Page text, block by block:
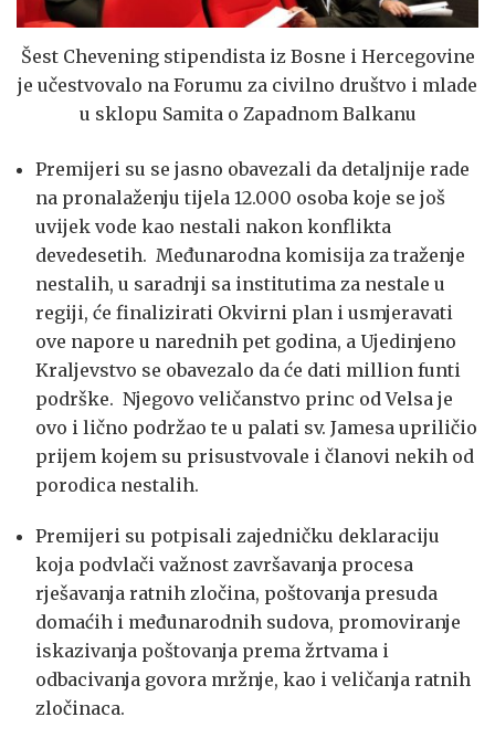
Šest Chevening stipendista iz Bosne i Hercegovine
je učestvovalo na Forumu za civilno društvo i mlade
u sklopu Samita o Zapadnom Balkanu
Premijeri su se jasno obavezali da detaljnije rade
na pronalaženju tijela 12.000 osoba koje se još
uvijek vode kao nestali nakon konflikta
devedesetih. Međunarodna komisija za traženje
nestalih, u saradnji sa institutima za nestale u
regiji, će finalizirati Okvirni plan i usmjeravati
ove napore u narednih pet godina, a Ujedinjeno
Kraljevstvo se obavezalo da će dati million funti
podrške. Njegovo veličanstvo princ od Velsa je
ovo i lično podržao te u palati sv. Jamesa upriličio
prijem kojem su prisustvovale i članovi nekih od
porodica nestalih.
Premijeri su potpisali zajedničku deklaraciju
koja podvlači važnost završavanja procesa
rješavanja ratnih zločina, poštovanja presuda
domaćih i međunarodnih sudova, promoviranje
iskazivanja poštovanja prema žrtvama i
odbacivanja govora mržnje, kao i veličanja ratnih
zločinaca.